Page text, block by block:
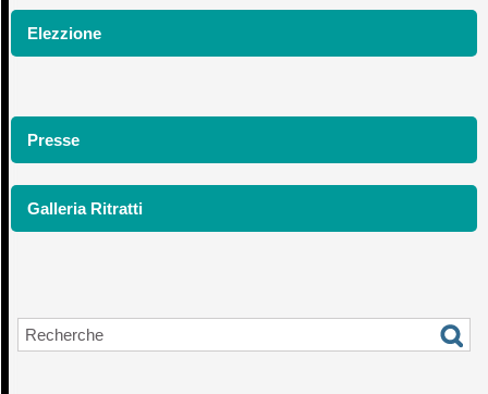
Elezzione
Presse
Galleria Ritratti